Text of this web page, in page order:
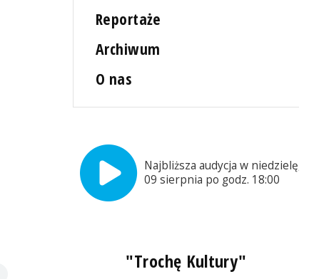
Reportaże
Archiwum
O nas
Najbliższa audycja w niedzielę,
09 sierpnia po godz. 18:00
"Trochę Kultury"